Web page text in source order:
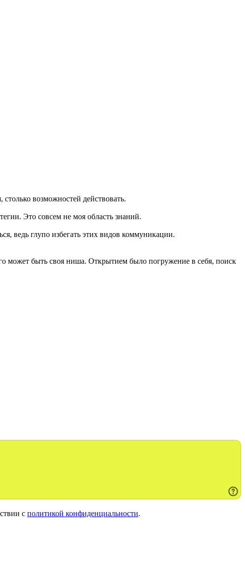
возможностей действовать.
Это совсем не моя область знаний.
ведь глупо избегать этих видов коммуникации.
может быть своя ниша. Открытием было погружение в себя, поиск
с политикой конфиденциальности.